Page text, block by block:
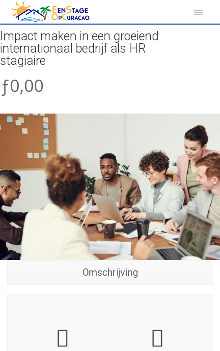
Impact maken in een groeiend
internationaal bedrijf als HR
stagiaire
ƒ0,00
Omschrijving